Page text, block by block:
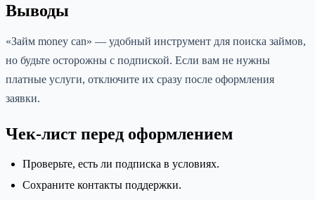
Выводы
«Займ money can» — удобный инструмент для поиска займов,
но будьте осторожны с подпиской. Если вам не нужны
платные услуги, отключите их сразу после оформления
заявки.
Чек-лист перед оформлением
Проверьте, есть ли подписка в условиях.
Сохраните контакты поддержки.